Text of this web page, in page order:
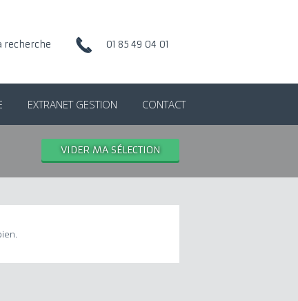
01 85 49 04 01
recherche
EXTRANET GESTION CONTACT
VIDER MA SÉLECTION